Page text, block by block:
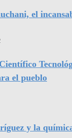
el
el pueblo
y la